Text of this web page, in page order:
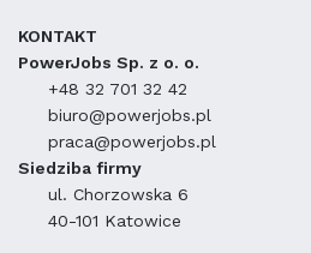
KONTAKT
PowerJobs Sp. z o. o.
+48 32 701 32 42
biuro@powerjobs.pl
praca@powerjobs.pl
Siedziba firmy
ul. Chorzowska 6
40-101 Katowice